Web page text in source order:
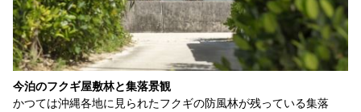
今泊のフクギ屋敷林と集落景観
かつては沖縄各地に見られたフクギの防風林が残っている集落